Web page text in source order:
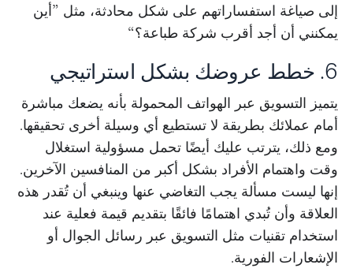
إلى صياغة استفساراتهم على شكل محادثة، مثل ”أين
يمكنني أن أجد أقرب شركة طباعة؟“
6. خطط عروضك بشكل استراتيجي
يتميز التسويق عبر الهواتف المحمولة بأنه يضعك مباشرة
أمام عملائك بطريقة لا تستطيع أي وسيلة أخرى تحقيقها.
ومع ذلك، يترتب عليك أيضًا تحمل مسؤولية استغلال
وقت واهتمام الأفراد بشكل أكبر من المنافسين الآخرين.
إنها ليست مسألة يجب التغاضي عنها وينبغي أن تُقدر هذه
العلاقة وأن تُبدي اهتمامًا فائقًا بتقديم قيمة فعلية عند
استخدام تقنيات مثل التسويق عبر رسائل الجوال أو
الإشعارات الفورية.